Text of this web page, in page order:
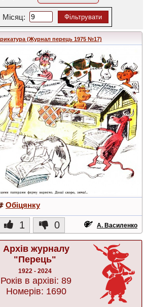
Місяц: Фільтрувати
(Журнал перець 1975 №17)
Обіцянку
1 0 А. Василенко
Архів журналу
"Перець"
1922 - 2024
Років в архіві: 89
Номерів: 1690